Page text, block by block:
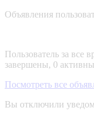
Объявления
Пользователь за все
завершены, 0
Посмотреть все
Вы отключили